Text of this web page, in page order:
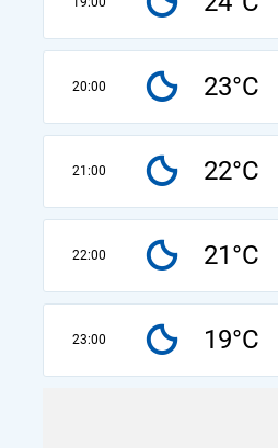
20:00 23°C
21:00 22°C
22:00 21°C
23:00 19°C